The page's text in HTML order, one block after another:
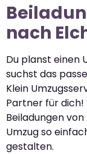
nach
Du planst einen
suchst das
Klein
Partner für
Beiladungen
Umzug so
gestalten.